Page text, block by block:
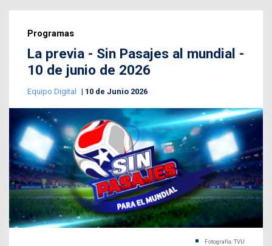
Programas
La previa - Sin Pasajes al mundial -
10 de junio de 2026
Equipo Digital 10 de Junio 2026
Fotografía: TVU